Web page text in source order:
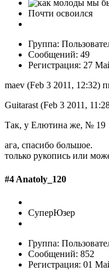
Почти освоился
Группа:
Сообщений: 49
Регистрация: 27
maev (Feb 3 2011, 12:32)
Guitarast (Feb 3 2011,
Так, у Елютина же, № 19
ага, спасибо большое.
только рукопись или
#4 Anatoly_120
СуперЮзер
Группа:
Сообщений: 852
Регистрация: 01